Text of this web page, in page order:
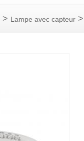
> Lampe avec capteur >